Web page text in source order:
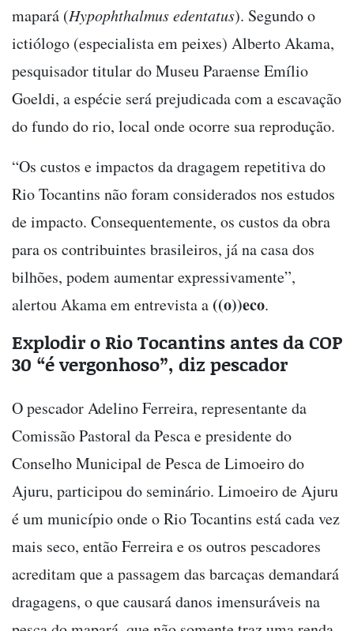
mapará (Hypophthalmus edentatus). Segundo o
ictiólogo (especialista em peixes) Alberto Akama,
pesquisador titular do Museu Paraense Emílio
Goeldi, a espécie será prejudicada com a escavação
do fundo do rio, local onde ocorre sua reprodução.
“Os custos e impactos da dragagem repetitiva do
Rio Tocantins não foram considerados nos estudos
de impacto. Consequentemente, os custos da obra
para os contribuintes brasileiros, já na casa dos
bilhões, podem aumentar expressivamente”,
alertou Akama em entrevista a ((o))eco.
Explodir o Rio Tocantins antes da COP
30 “é vergonhoso”, diz pescador
O pescador Adelino Ferreira, representante da
Comissão Pastoral da Pesca e presidente do
Conselho Municipal de Pesca de Limoeiro do
Ajuru, participou do seminário. Limoeiro de Ajuru
é um município onde o Rio Tocantins está cada vez
mais seco, então Ferreira e os outros pescadores
acreditam que a passagem das barcaças demandará
dragagens, o que causará danos imensuráveis na